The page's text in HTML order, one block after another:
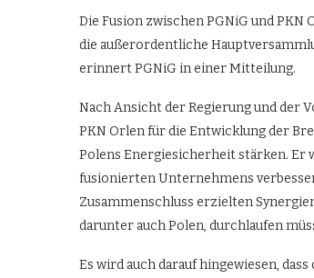
Die Fusion zwischen PGNiG und
die außerordentliche
erinnert PGNiG in einer Mitteilung.
Nach Ansicht der Regierung und der
PKN Orlen für die Entwicklung der
Polens Energiesicherheit stärken. Er
fusionierten Unternehmens
Zusammenschluss erzielten
darunter auch Polen, durchlaufen
Es wird auch darauf hingewiesen,